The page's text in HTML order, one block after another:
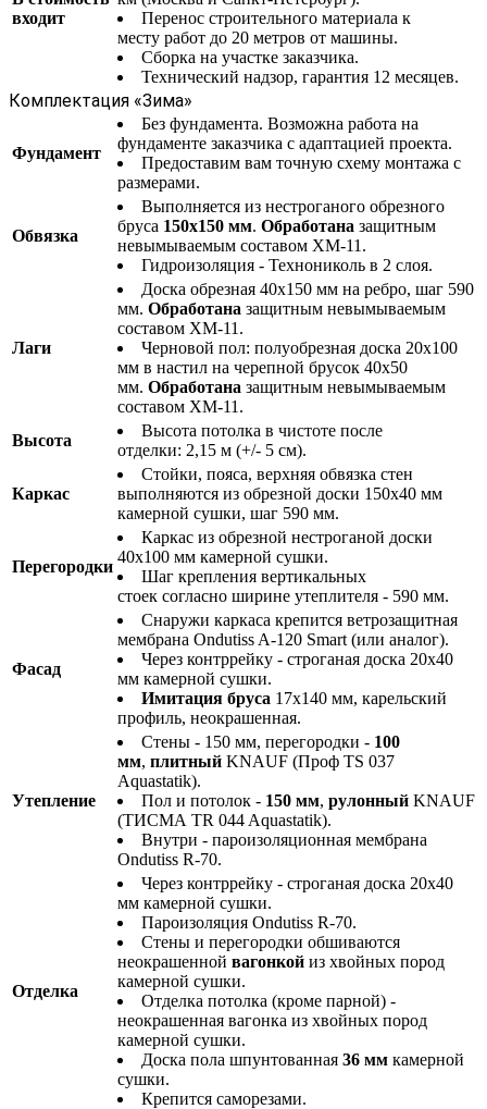
входит
Перенос строительного материала к
месту работ до 20 метров от машины.
Сборка на участке заказчика.
Технический надзор, гарантия 12 месяцев.
Комплектация «Зима»
Фундамент
Без фундамента. Возможна работа на
фундаменте заказчика с адаптацией проекта.
Предоставим вам точную схему монтажа с
размерами.
Обвязка
Выполняется из нестроганого обрезного
бруса 150х150 мм. Обработана защитным
невымываемым составом ХМ-11.
Гидроизоляция - Технониколь в 2 слоя.
Лаги
Доска обрезная 40х150 мм на ребро, шаг 590
мм. Обработана защитным невымываемым
составом ХМ-11.
Черновой пол: полуобрезная доска 20х100
мм в настил на черепной брусок 40х50
мм. Обработана защитным невымываемым
составом ХМ-11.
Высота
Высота потолка в чистоте после
отделки: 2,15 м (+/- 5 см).
Каркас
Стойки, пояса, верхняя обвязка стен
выполняются из обрезной доски 150х40 мм
камерной сушки, шаг 590 мм.
Перегородки
Каркас из обрезной нестроганой доски
40х100 мм камерной сушки.
Шаг крепления вертикальных
стоек согласно ширине утеплителя - 590 мм.
Фасад
Снаружи каркаса крепится ветрозащитная
мембрана Ondutiss A-120 Smart (или аналог).
Через контррейку - строганая доска 20х40
мм камерной сушки.
Имитация бруса 17х140 мм, карельский
профиль, неокрашенная.
Утепление
Стены - 150 мм, перегородки - 100
мм, плитный KNAUF (Проф TS 037
Aquastatik).
Пол и потолок - 150 мм, рулонный KNAUF
(ТИСМА TR 044 Aquastatik).
Внутри - пароизоляционная мембрана
Ondutiss R-70.
Отделка
Через контррейку - строганая доска 20х40
мм камерной сушки.
Пароизоляция Ondutiss R-70.
Стены и перегородки обшиваются
неокрашенной вагонкой из хвойных пород
камерной сушки.
Отделка потолка (кроме парной) -
неокрашенная вагонка из хвойных пород
камерной сушки.
Доска пола шпунтованная 36 мм камерной
сушки.
Крепится саморезами.